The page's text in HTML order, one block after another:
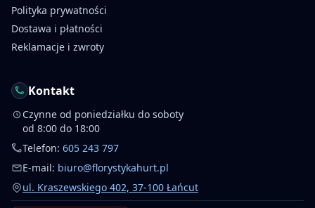
Polityka prywatności
Dostawa i płatności
Reklamacje i zwroty
Kontakt
Czynne od poniedziałku do soboty
od 8:00 do 18:00
Telefon: 605 243 797
E-mail: biuro@florystykahurt.pl
ul. Kraszewskiego 402, 37-100 Łańcut